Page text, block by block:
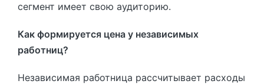
сегмент имеет свою аудиторию.
Как формируется цена у независимых
работниц?
Независимая работница рассчитывает расходы